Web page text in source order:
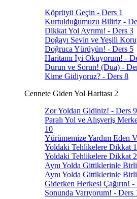
Köprüyü Geçin - Ders 1
Kurtulduğumuzu Biliriz -
Dikkat Yol Ayrımı! - Ders 3
Doğayı Sevin ve Yeşili
Doğruca Yürüyün! - Ders 5
Haritamı İyi Okuyorum! -
Durun ve Sorun! (Dua) -
Kime Gidiyoruz? - Ders 8
Cennete Giden Yol Haritası 2
Zor Yoldan Gidiniz! - Ders 9
Paralı Yol ve Alışveriş
10
Yürümemize Yardım Eden
Yoldaki Tehlikelere Dikkat
Yoldaki Tehlikelere Dikkat
Aynı Yolda Gittiklerinle
Aynı Yolda Gittiklerinle
Giderken Herkesi Çağırın! -
Sonunda Varıyorum! - Ders